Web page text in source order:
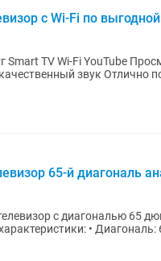
с Wi-Fi по
Smart TV Wi-Fi YouTube
звук Отлично
65-й диагональ
с диагональю 65
• Диагональ: